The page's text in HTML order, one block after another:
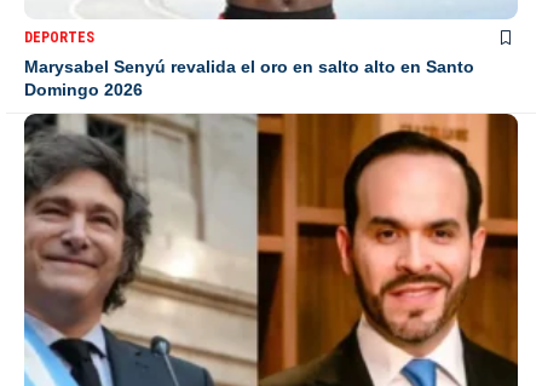
DEPORTES
Marysabel Senyú revalida el oro en salto alto en Santo
Domingo 2026